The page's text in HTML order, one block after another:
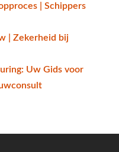
| Schippers
| Zekerheid bij
Uw Gids voor